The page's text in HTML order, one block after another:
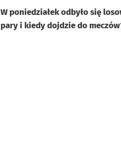
W poniedziałek odbyło się
pary i kiedy dojdzie do